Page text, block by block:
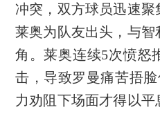
冲突，双方球员迅速聚
莱奥为队友出头，与智
角。莱奥连续5次愤怒
击，导致罗曼痛苦捂
力劝阻下场面才得以